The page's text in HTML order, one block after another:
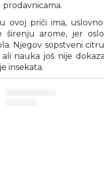
prodavnicama.
ovoj priči ima,
širenju arome, jer
Njegov sopstveni
nauka još nije
insekata.